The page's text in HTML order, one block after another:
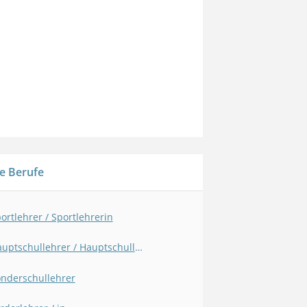
Berufe
/ Sportlehrerin
Hauptschullehrer / Hauptschullehrerin